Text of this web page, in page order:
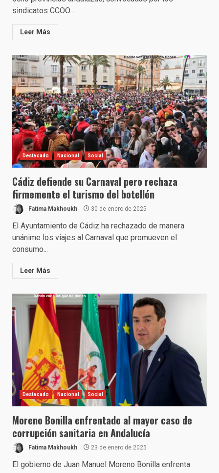
sindicatos CCOO...
Leer Más
Destacado Nacional Social
Cádiz defiende su Carnaval pero rechaza
firmemente el turismo del botellón
Fatima Makhoukh 30 de enero de 2025
El Ayuntamiento de Cádiz ha rechazado de manera
unánime los viajes al Carnaval que promueven el
consumo...
Leer Más
Destacado Nacional Social
Moreno Bonilla enfrentado al mayor caso de
corrupción sanitaria en Andalucía
Fatima Makhoukh 23 de enero de 2025
El gobierno de Juan Manuel Moreno Bonilla enfrenta